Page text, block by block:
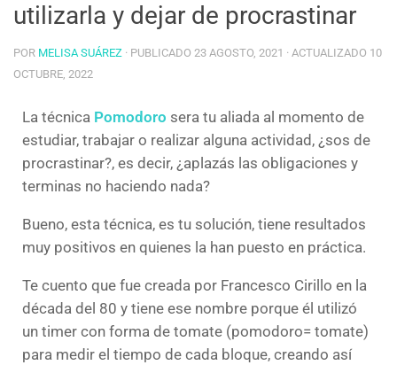
utilizarla y dejar de procrastinar
POR MELISA SUÁREZ · PUBLICADO 23 AGOSTO, 2021 · ACTUALIZADO 10
OCTUBRE, 2022
La técnica Pomodoro sera tu aliada al momento de
estudiar, trabajar o realizar alguna actividad, ¿sos de
procrastinar?, es decir, ¿aplazás las obligaciones y
terminas no haciendo nada?
Bueno, esta técnica, es tu solución, tiene resultados
muy positivos en quienes la han puesto en práctica.
Te cuento que fue creada por Francesco Cirillo en la
década del 80 y tiene ese nombre porque él utilizó
un timer con forma de tomate (pomodoro= tomate)
para medir el tiempo de cada bloque, creando así